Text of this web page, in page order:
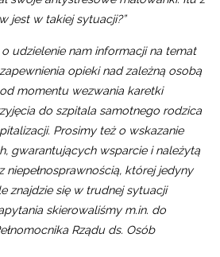
jest w takiej sytuacji?”
udzielenie nam informacji na temat
opieki nad zależną osobą
momentu wezwania karetki
do szpitala samotnego rodzica
Prosimy też o wskazanie
gwarantujących wsparcie i należytą
niepełnosprawnością, której jedyny
znajdzie się w trudnej sytuacji
skierowaliśmy m.in. do
Rządu ds. Osób